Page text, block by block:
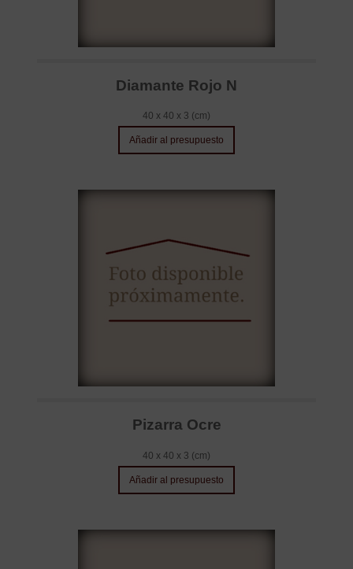
Diamante Rojo N
40 x 40 x 3 (cm)
Añadir al presupuesto
Pizarra Ocre
40 x 40 x 3 (cm)
Añadir al presupuesto